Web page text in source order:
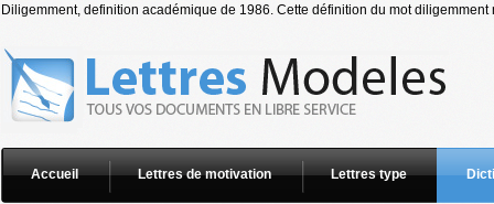
Diligemment, definition académique de 1986. Cette définition du mot
Accueil Lettres de motivation Lettres type